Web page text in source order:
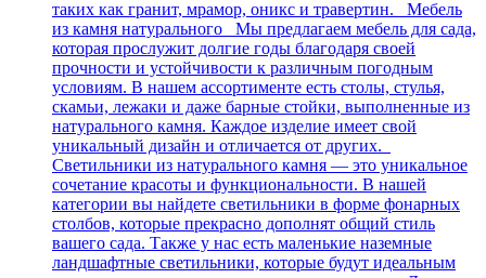
таких как гранит, мрамор, оникс и травертин. Мебель
из камня натурального Мы предлагаем мебель для сада,
которая прослужит долгие годы благодаря своей
прочности и устойчивости к различным погодным
условиям. В нашем ассортименте есть столы, стулья,
скамьи, лежаки и даже барные стойки, выполненные из
натурального камня. Каждое изделие имеет свой
уникальный дизайн и отличается от других.
Светильники из натурального камня — это уникальное
сочетание красоты и функциональности. В нашей
категории вы найдете светильники в форме фонарных
столбов, которые прекрасно дополнят общий стиль
вашего сада. Также у нас есть маленькие наземные
ландшафтные светильники, которые будут идеальным